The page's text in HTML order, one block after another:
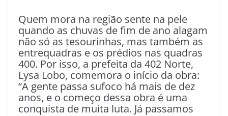
Quem mora na região sente na pele
quando as chuvas de fim de ano alagam
não só as tesourinhas, mas também as
entrequadras e os prédios nas quadras
400. Por isso, a prefeita da 402 Norte,
Lysa Lobo, comemora o início da obra:
“A gente passa sufoco há mais de dez
anos, e o começo dessa obra é uma
conquista de muita luta. Já passamos